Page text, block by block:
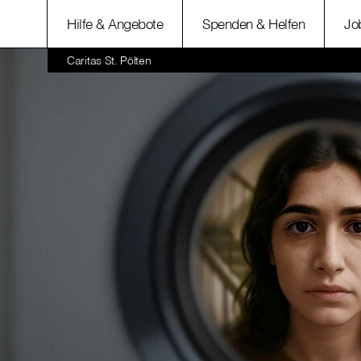
Hilfe & Angebote Spenden & Helfen
Caritas St. Pölten